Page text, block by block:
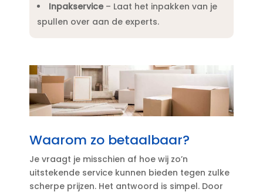
Inpakservice– Laat het inpakken van je
spullen over aan de experts.​
Waarom zo betaalbaar?
Je vraagt je misschien af hoe wij zo’n
uitstekende service kunnen bieden tegen zulke
scherpe prijzen.​ Het antwoord is simpel.​ Door